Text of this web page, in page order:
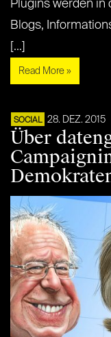
Plugins werden
Blogs,
[...]
Read More »
SOCIAL 28. DEZ. 2015
Über